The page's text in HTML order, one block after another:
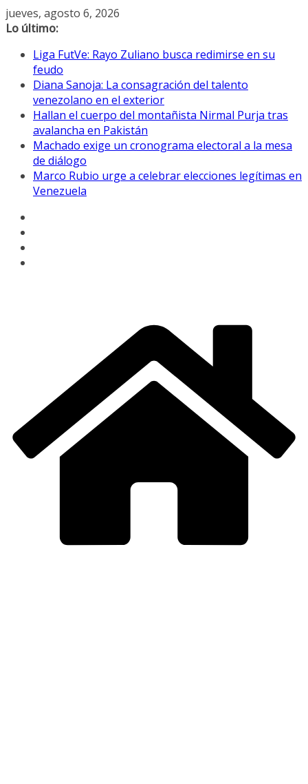
Saltar
al
jueves, agosto 6, 2026
Lo último:
Liga FutVe: Rayo Zuliano busca redimirse en su
feudo
Diana Sanoja: La consagración del talento
venezolano en el exterior
Hallan el cuerpo del montañista Nirmal Purja tras
avalancha en Pakistán
Machado exige un cronograma electoral a la mesa
de diálogo
Marco Rubio urge a celebrar elecciones legítimas en
Venezuela